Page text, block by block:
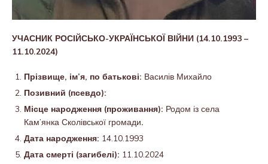
УЧАСНИК РОСІЙСЬКО-УКРАЇНСЬКОЇ ВІЙНИ (14.10.1993 –
11.10.2024)
Прізвище, ім’я, по батькові: Василів Михайло
Позивний (псевдо):
Місце народження (проживання): Родом із села
Кам’янка Сколівської громади.
Дата народження: 14.10.1993
Дата смерті (загибелі): 11.10.2024